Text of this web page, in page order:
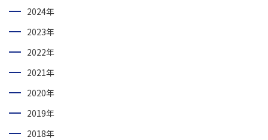
2024年
2023年
2022年
2021年
2020年
2019年
2018年